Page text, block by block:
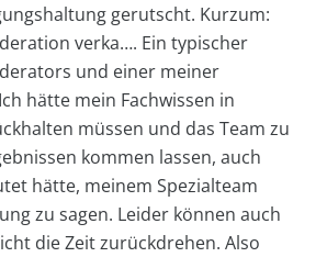
gerutscht. Kurzum:
verka…. Ein typischer
und einer meiner
hätte mein Fachwissen in
müssen und das Team zu
kommen lassen, auch
hätte, meinem Spezialteam
zu sagen. Leider können auch
die Zeit zurückdrehen. Also